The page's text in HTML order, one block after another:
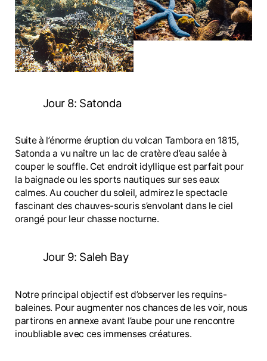
Jour 8: Satonda
Suite à l’énorme éruption du volcan Tambora en 1815,
Satonda a vu naître un lac de cratère d’eau salée à
couper le souffle. Cet endroit idyllique est parfait pour
la baignade ou les sports nautiques sur ses eaux
calmes. Au coucher du soleil, admirez le spectacle
fascinant des chauves-souris s’envolant dans le ciel
orangé pour leur chasse nocturne.
Jour 9: Saleh Bay
Notre principal objectif est d’observer les requins-
baleines. Pour augmenter nos chances de les voir, nous
partirons en annexe avant l’aube pour une rencontre
inoubliable avec ces immenses créatures.